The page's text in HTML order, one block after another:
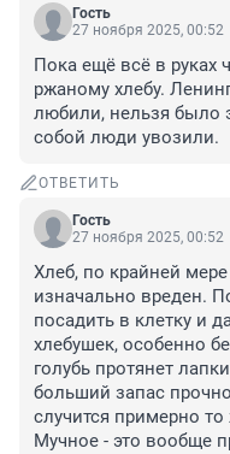
Гость
27 ноября 2025, 00:52
Пока ещё всё в руках
ржаному хлебу.
любили, нельзя было
собой люди увозили.
ОТВЕТИТЬ
Гость
27 ноября 2025, 00:52
Хлеб, по крайней
изначально вреден.
посадить в клетку и
хлебушек, особенно
голубь протянет
больший запас
случится примерно
Мучное - это вообще